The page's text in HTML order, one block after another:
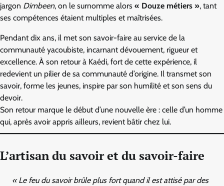
jargon Dimbeen, on le surnomme alors « Douze métiers », tant
ses compétences étaient multiples et maîtrisées.
Pendant dix ans, il met son savoir-faire au service de la
communauté yacoubiste, incarnant dévouement, rigueur et
excellence. À son retour à Kaédi, fort de cette expérience, il
redevient un pilier de sa communauté d’origine. Il transmet son
savoir, forme les jeunes, inspire par son humilité et son sens du
devoir.
Son retour marque le début d’une nouvelle ère : celle d’un homme
qui, après avoir appris ailleurs, revient bâtir chez lui.
L’artisan du savoir et du savoir-faire
« Le feu du savoir brûle plus fort quand il est attisé par des